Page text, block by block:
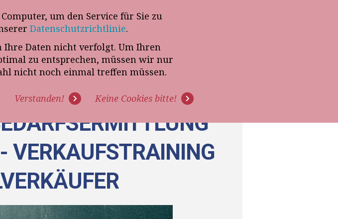
um den Service für Sie zu
Datenschutzrichtlinie.
Ihre Daten nicht verfolgt. Um Ihren
zu entsprechen, müssen wir nur
nicht noch einmal treffen müssen.
Verstanden! Keine Cookies bitte!
Telefon-Termin mit Thomas Witt
REFERENZEN BLOG PODCAST
VERKAUFSTRAINING